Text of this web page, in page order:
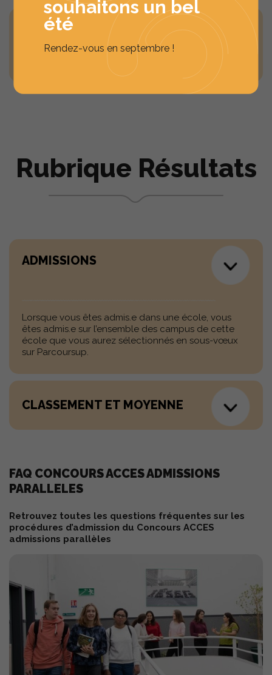
QU’EN EST-IL DE L’ENTRETIEN
DE GROUPE POUR L’ESSCA
CETTE ANNÉE ?
Rubrique Résultats
ADMISSIONS
Lorsque vous êtes admis.e dans une école, vous
êtes admis.e sur l’ensemble des campus de cette
école que vous aurez sélectionnés en sous-vœux
sur Parcoursup.
CLASSEMENT ET MOYENNE
FAQ CONCOURS ACCES ADMISSIONS
PARALLELES
Retrouvez toutes les questions fréquentes sur les
procédures d’admission du Concours ACCES
admissions parallèles
souhaitons un bel
été
Rendez-vous en septembre !